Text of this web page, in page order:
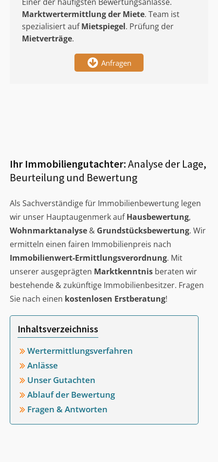
Marktwertermittlungder Miete. Team ist
spezialisiert aufMietspiegel. Prüfung der
Mietverträge.
Anfragen
Ihr Immobiliengutachter:Analyse der Lage,
Beurteilung und Bewertung
Als Sachverständige für Immobilienbewertung legen
wir unser Hauptaugenmerk aufHausbewertung,
Wohnmarktanalyse & Grundstücksbewertung. Wir
ermitteln einen fairen Immobilienpreis nach
Immobilienwert-Ermittlungsverordnung. Mit
unserer ausgeprägten Marktkenntnis beraten wir
bestehende & zukünftige Immobilienbesitzer. Fragen
Sie nach einen kostenlosen Erstberatung!
Inhaltsverzeichniss
Wertermittlungsverfahren
Anlässe
Unser Gutachten
Ablauf der Bewertung
Fragen & Antworten